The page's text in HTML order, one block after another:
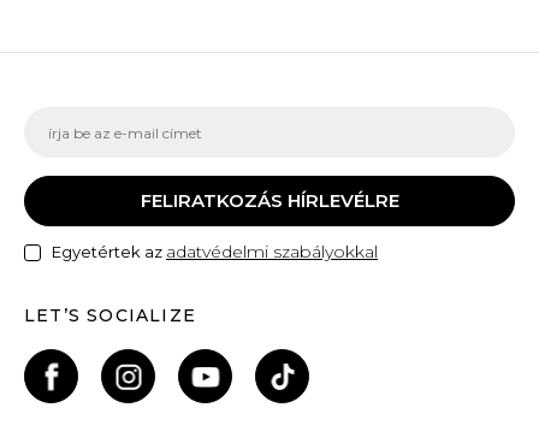
FELIRATKOZÁS HÍRLEVÉLRE
Egyetértek az adatvédelmi szabályokkal
LET’S SOCIALIZE